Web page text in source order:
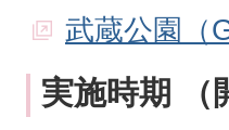
武蔵公園（
実施時期 （